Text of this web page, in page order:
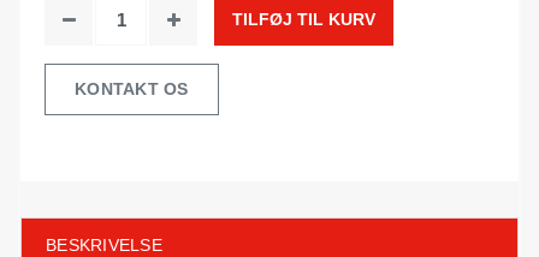
TILFØJ TIL KURV
KONTAKT OS
BESKRIVELSE